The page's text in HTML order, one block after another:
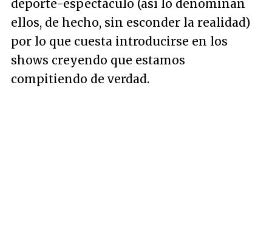
deporte-espectáculo (así lo denominan
ellos, de hecho, sin esconder la realidad)
por lo que cuesta introducirse en los
shows creyendo que estamos
compitiendo de verdad.